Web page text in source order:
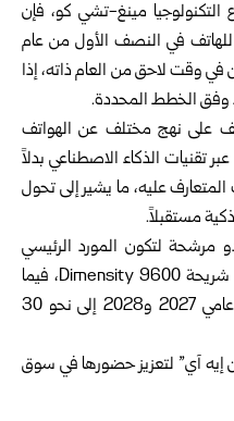
مينغ-تشي كو، فإن
في النصف الأول من عام
في وقت لاحق من العام ذاته، إذا
وفق الخطط المحددة.
على نهج مختلف عن الهواتف
تقنيات الذكاء الاصطناعي بدلاً
عليه، ما يشير إلى تحول
مستقبلاً.
مرشحة لتكون المورد الرئيسي
للمعالجات، عبر نسخة مخصصة من شريحة Dimensity 9600، فيما
يُتوقع أن تصل شحنات الهاتف بين عامي 2027 و2028 إلى نحو 30
آي” لتعزيز حضورها في سوق